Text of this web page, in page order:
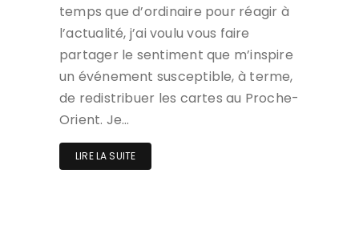
temps que d’ordinaire pour réagir à
l’actualité, j’ai voulu vous faire
partager le sentiment que m’inspire
un événement susceptible, à terme,
de redistribuer les cartes au Proche-
Orient. Je…
LIRE LA SUITE